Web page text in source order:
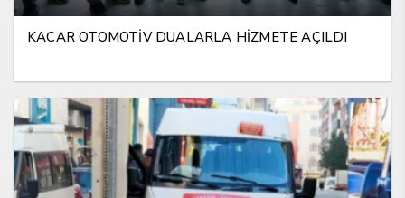
KACAR OTOMOTİV DUALARLA HİZMETE AÇILDI